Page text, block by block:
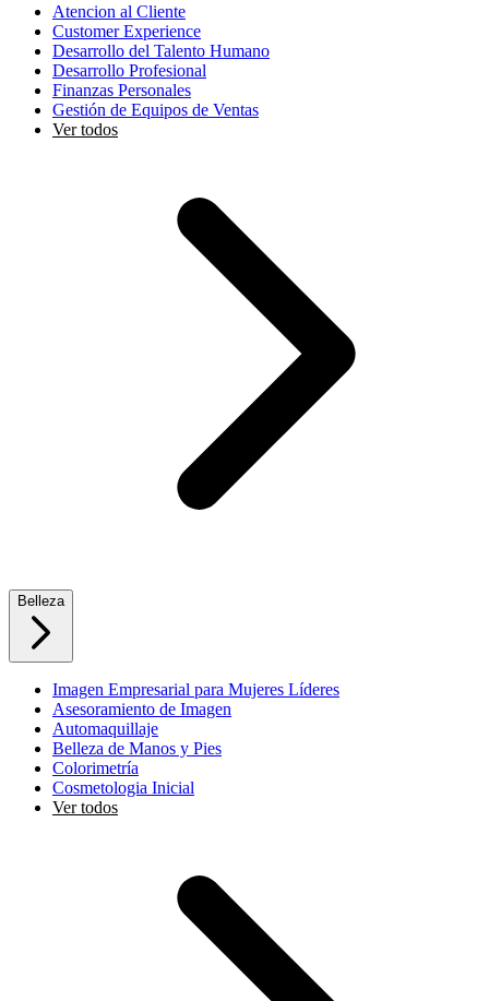
Atencion al Cliente
Customer Experience
Desarrollo del Talento Humano
Desarrollo Profesional
Finanzas Personales
Gestión de Equipos de Ventas
Ver todos
Belleza
Imagen Empresarial para Mujeres Líderes
Asesoramiento de Imagen
Automaquillaje
Belleza de Manos y Pies
Colorimetría
Cosmetologia Inicial
Ver todos